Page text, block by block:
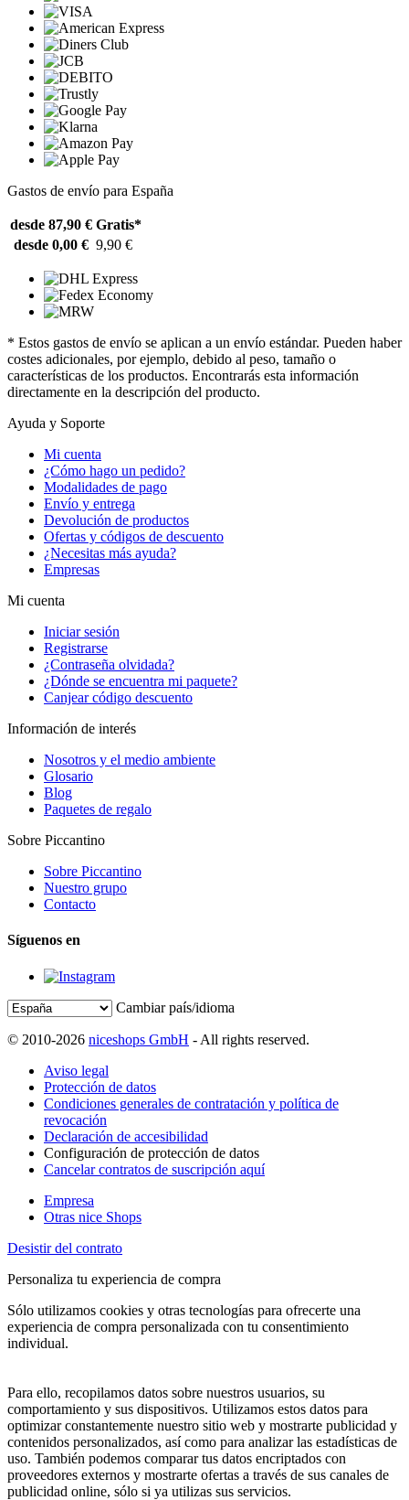
Gastos de envío para España
desde 87,90 € Gratis*
desde 0,00 € 9,90 €
* Estos gastos de envío se aplican a un envío estándar. Pueden haber
costes adicionales, por ejemplo, debido al peso, tamaño o
características de los productos. Encontrarás esta información
directamente en la descripción del producto.
Ayuda y Soporte
Mi cuenta
¿Cómo hago un pedido?
Modalidades de pago
Envío y entrega
Devolución de productos
Ofertas y códigos de descuento
¿Necesitas más ayuda?
Empresas
Mi cuenta
Iniciar sesión
Registrarse
¿Contraseña olvidada?
¿Dónde se encuentra mi paquete?
Canjear código descuento
Información de interés
Nosotros y el medio ambiente
Glosario
Blog
Paquetes de regalo
Sobre Piccantino
Sobre Piccantino
Nuestro grupo
Contacto
Síguenos en
Cambiar país/idioma
© 2010-2026 niceshops GmbH - All rights reserved.
Aviso legal
Protección de datos
Condiciones generales de contratación y política de
revocación
Declaración de accesibilidad
Configuración de protección de datos
Cancelar contratos de suscripción aquí
Empresa
Otras nice Shops
Desistir del contrato
Personaliza tu experiencia de compra
Sólo utilizamos cookies y otras tecnologías para ofrecerte una
experiencia de compra personalizada con tu consentimiento
individual.
Para ello, recopilamos datos sobre nuestros usuarios, su
comportamiento y sus dispositivos. Utilizamos estos datos para
optimizar constantemente nuestro sitio web y mostrarte publicidad y
contenidos personalizados, así como para analizar las estadísticas de
uso. También podemos comparar tus datos encriptados con
proveedores externos y mostrarte ofertas a través de sus canales de
publicidad online, sólo si ya utilizas sus servicios.